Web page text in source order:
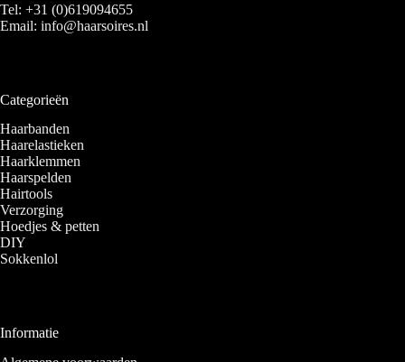
Tel: +31 (0)619094655
Email: info@haarsoires.nl
Categorieën
Haarbanden
Haarelastieken
Haarklemmen
Haarspelden
Hairtools
Verzorging
Hoedjes & petten
DIY
Sokkenlol
Informatie